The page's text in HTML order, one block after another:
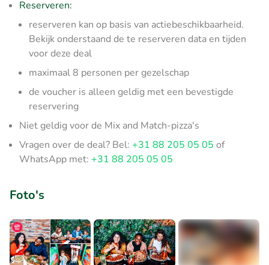
Reserveren:
reserveren kan op basis van actiebeschikbaarheid.
Bekijk onderstaand de te reserveren data en tijden
voor deze deal
maximaal 8 personen per gezelschap
de voucher is alleen geldig met een bevestigde
reservering
Niet geldig voor de Mix and Match-pizza's
Vragen over de deal? Bel: +31 88 205 05 05 of
WhatsApp met: +31 88 205 05 05
Foto's